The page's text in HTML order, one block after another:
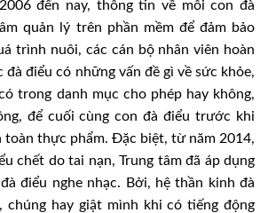
đến nay, thông tin về mỗi con đà
quản lý trên phần mềm để đảm bảo
trình nuôi, các cán bộ nhân viên hoàn
điểu có những vấn đề gì về sức khỏe,
trong danh mục cho phép hay không,
để cuối cùng con đà điểu trước khi
toàn thực phẩm. Đặc biệt, từ năm 2014,
chết do tai nạn, Trung tâm đã áp dụng
điểu nghe nhạc. Bởi, hệ thần kinh đà
chúng hay giật mình khi có tiếng động